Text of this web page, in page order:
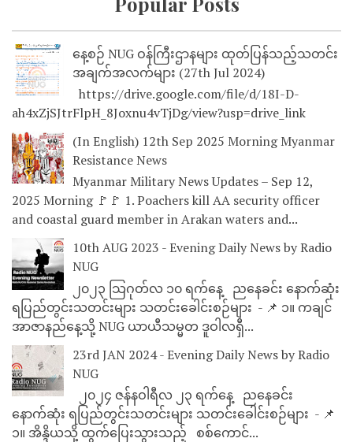
နေ့စဉ် NUG ဝန်ကြီးဌာနများ ထုတ်ပြန်သည့်သတင်း
အချက်အလက်များ (27th Jul 2024)
https://drive.google.com/file/d/18I-D-
ah4xZjSJtrFlpH_8Joxnu4vTjDg/view?usp=drive_link
(In English) 12th Sep 2025 Morning Myanmar
Resistance News
Myanmar Military News Updates – Sep 12,
2025 Morning 🚩🚩 1. Poachers kill AA security officer
and coastal guard member in Arakan waters and...
10th AUG 2023 - Evening Daily News by Radio
NUG
၂၀၂၃ သြဂုတ်လ ၁၀ ရက်နေ့ ညနေခင်း နောက်ဆုံး
ရပြည်တွင်းသတင်းများ သတင်းခေါင်းစဉ်များ - 📌 ၁။ ကချင်
အာဇာနည်နေ့သို့ NUG ယာယီသမ္မတ ဒူဝါလရှီ...
23rd JAN 2024 - Evening Daily News by Radio
NUG
၂၀၂၄ ဇန်နဝါရီလ ၂၃ ရက်နေ့ ညနေခင်း
နောက်ဆုံး ရပြည်တွင်းသတင်းများ သတင်းခေါင်းစဉ်များ - 📌
၁။ အိန္ဒိယသို့ ထွက်ပြေးသွားသည့် စစ်ကောင်...